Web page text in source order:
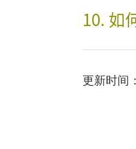
10. 如
更新时间